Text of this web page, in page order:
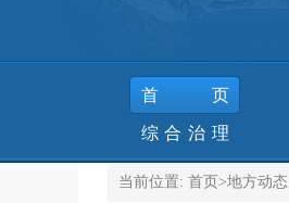
首页
综合治理
当前位置: 首页 >地方动态